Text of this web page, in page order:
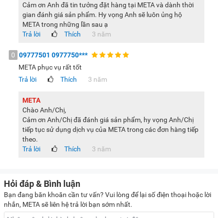
Đảm bảo lắp các bộ phận của máy đúng cách.
Không xay nấu quá nhiều, vượt quá dung tích quy định
của hãng sản xuất.
Không được mở nắp khi máy đang hoạt động.
Không cắm chung ổ điện với các thiết bị công suất lớn
khác để hạn chế chập điện.
nước bởi có thể làm hỏng các linh kiện điện bên trong.
Với rất nhiều ưu điểm như đã kể ở trên, có thể thấy Tefal
chất lượng. Nếu đang có ý định mua máy làm sữa hạt cho
gia đình mình, bạn đừng bỏ qua model này nhé.
Lưu ý:Hình ảnh sản phẩm chỉ có tính chất minh họa, chi tiết
Cảm ơn Anh đã tin tưởng đặt hàng tại META và dành thời
gian đánh giá sản phẩm. Hy vọng Anh sẽ luôn ủng hộ
META trong những lần sau ạ
Trả lời
Thích 3 năm
0 09777501 0977750***
META phục vụ rất tốt
Trả lời
Thích 3 năm
META
Chào Anh/Chị,
Cảm ơn Anh/Chị đã đánh giá sản phẩm, hy vọng Anh/Chị
tiếp tục sử dụng dịch vụ của META trong các đơn hàng tiếp
theo.
Trả lời
Thích 3 năm
Hỏi đáp & Bình luận
Bạn đang băn khoăn cần tư vấn? Vui lòng để lại số điện thoại hoặc lời
nhắn, META sẽ liên hệ trả lời bạn sớm nhất.